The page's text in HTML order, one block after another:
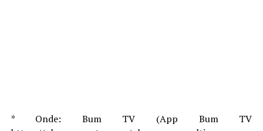
* Onde: Bum TV (App Bum TV